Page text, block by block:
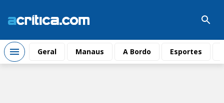
Geral Manaus A Bordo Esportes